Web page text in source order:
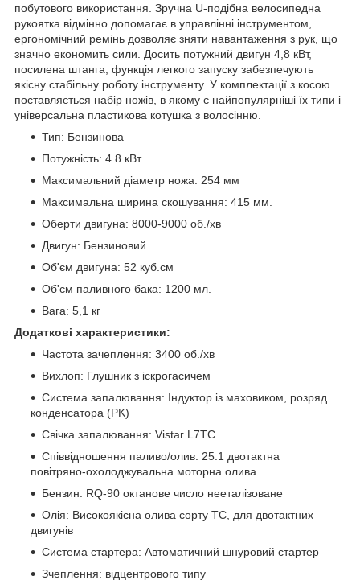
побутового використання. Зручна U-подібна велосипедна
рукоятка відмінно допомагає в управлінні інструментом,
ергономічний ремінь дозволяє зняти навантаження з рук, що
значно економить сили. Досить потужний двигун 4,8 кВт,
посилена штанга, функція легкого запуску забезпечують
якісну стабільну роботу інструменту. У комплектації з косою
поставляється набір ножів, в якому є найпопулярніші їх типи і
універсальна пластикова котушка з волосінню.
Тип: Бензинова
Потужність: 4.8 кВт
Максимальний діаметр ножа: 254 мм
Максимальна ширина скошування: 415 мм.
Оберти двигуна: 8000-9000 об./хв
Двигун: Бензиновий
Об'єм двигуна: 52 куб.см
Об'єм паливного бака: 1200 мл.
Вага: 5,1 кг
Додаткові характеристики:
Частота зачеплення: 3400 об./хв
Вихлоп: Глушник з іскрогасичем
Система запалювання: Індуктор із маховиком, розряд
конденсатора (PK)
Свічка запалювання: Vistar L7TC
Співвідношення паливо/олив: 25:1 двотактна
повітряно-охолоджувальна моторна олива
Бензин: RQ-90 октанове число нееталізоване
Олія: Високоякісна олива сорту ТС, для двотактних
двигунів
Система стартера: Автоматичний шнуровий стартер
Зчеплення: відцентрового типу